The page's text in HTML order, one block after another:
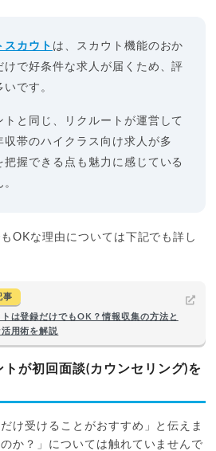
スカウト は、スカウト機能のおか
けで好条件な求人が届くため、評
です。
トと同じ、リクルートが運営して
収帯のハイクラス向け求人が多
把握できる点も魅力に感じている
OKな理由については下記でも詳し
事
は登録だけでもOK？情報収集の方法と
用術を解説
が初回面談(カウンセリング)を
け受けることがおすすめ」と伝えま
か？」については触れていませんで